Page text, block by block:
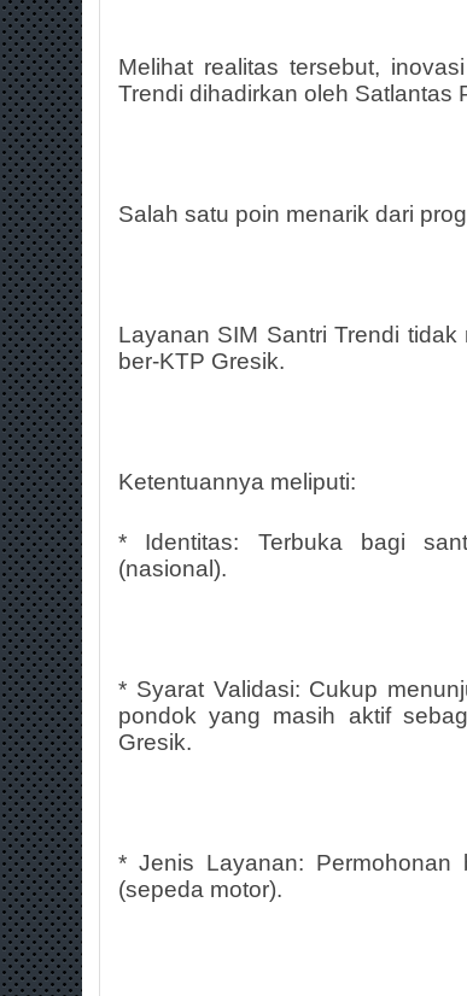
Melihat realitas tersebut,
Trendi dihadirkan oleh Satlantas
Salah satu poin menarik dari
Layanan SIM Santri Trendi
ber-KTP Gresik.
Ketentuannya meliputi:
* Identitas: Terbuka bagi
(nasional).
* Syarat Validasi: Cukup
pondok yang masih aktif
Gresik.
* Jenis Layanan:
(sepeda motor).